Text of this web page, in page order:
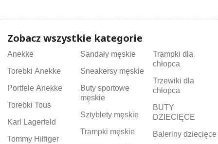
Zobacz wszystkie kategorie
Anekke
Torebki Anekke
Portfele Anekke
Torebki Tous
Karl Lagerfeld
Tommy Hilfiger
Sandały męskie
Sneakersy męskie
Buty sportowe
męskie
Sztyblety męskie
Trampki męskie
Trampki dla
chłopca
Trzewiki dla
chłopca
BUTY
DZIECIĘCE
Baleriny dziecięce